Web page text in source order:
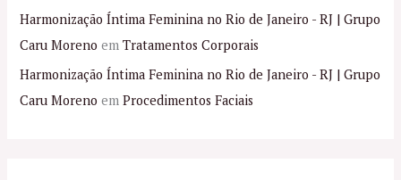
Harmonização Íntima Feminina no Rio de Janeiro - RJ | Grupo
Caru Moreno emTratamentos Corporais
Harmonização Íntima Feminina no Rio de Janeiro - RJ | Grupo
Caru Moreno emProcedimentos Faciais